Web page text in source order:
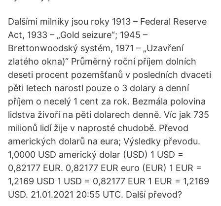
Dalšími milníky jsou roky 1913 – Federal Reserve
Act, 1933 – „Gold seizure“; 1945 –
Brettonwoodský systém, 1971 – „Uzavření
zlatého okna)“ Průměrný roční příjem dolních
deseti procent pozemšťanů v posledních dvaceti
pěti letech narostl pouze o 3 dolary a denní
příjem o necelý 1 cent za rok. Bezmála polovina
lidstva živoří na pěti dolarech denně. Víc jak 735
milionů lidí žije v naprosté chudobě. Převod
amerických dolarů na eura; Výsledky převodu.
1,0000 USD americký dolar (USD) 1 USD =
0,82177 EUR. 0,82177 EUR euro (EUR) 1 EUR =
1,2169 USD 1 USD = 0,82177 EUR 1 EUR = 1,2169
USD. 21.01.2021 20:55 UTC. Další převod?